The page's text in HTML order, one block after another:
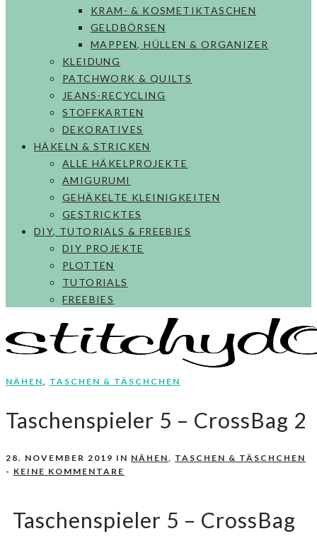
KRAM- & KOSMETIKTASCHEN
GELDBÖRSEN
MAPPEN, HÜLLEN & ORGANIZER
KLEIDUNG
PATCHWORK & QUILTS
JEANS-RECYCLING
STOFFKARTEN
DEKORATIVES
HÄKELN & STRICKEN
ALLE HÄKELPROJEKTE
AMIGURUMI
GEHÄKELTE KLEINIGKEITEN
GESTRICKTES
DIY, TUTORIALS & FREEBIES
DIY PROJEKTE
PLOTTEN
TUTORIALS
FREEBIES
NÄHEN, TASCHEN & TÄSCHCHEN
Taschenspieler 5 – CrossBag 2
28. NOVEMBER 2019 IN NÄHEN, TASCHEN & TÄSCHCHEN
- KEINE KOMMENTARE
Taschenspieler 5 – CrossBag